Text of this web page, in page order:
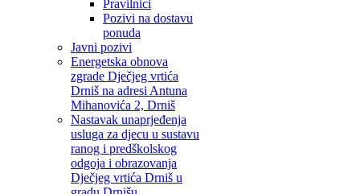
Pravilnici
Pozivi na dostavu
ponuda
Javni pozivi
Energetska obnova
zgrade Dječjeg vrtića
Drniš na adresi Antuna
Mihanovića 2, Drniš
Nastavak unaprjeđenja
usluga za djecu u sustavu
ranog i predškolskog
odgoja i obrazovanja
Dječjeg vrtića Drniš u